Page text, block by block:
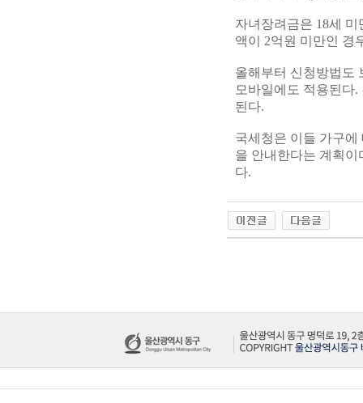
자녀장려금은 18세
액이 2억원 미만인 경
올해부터 신청방법도
모바일에도 적용된다
된다.
국세청은 이들 가구
을 안내한다는 계획이
다.